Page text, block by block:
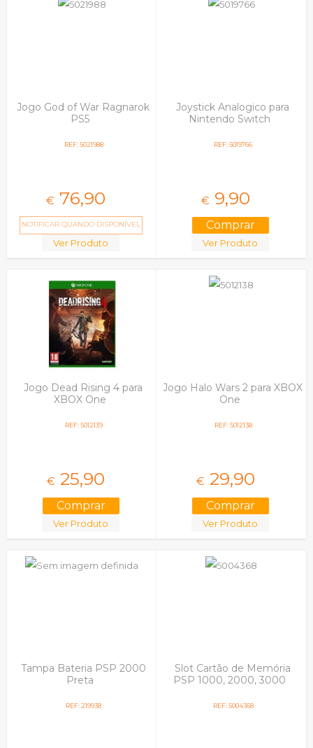
Jogo God of War Ragnarok
PS5
REF: 5021988
€ 76,90
NOTIFICAR QUANDO DISPONÍVEL
Ver Produto
Joystick Analogico para
Nintendo Switch
REF: 5019766
€ 9,90
Ver Produto
Jogo Dead Rising 4 para
XBOX One
REF: 5012139
€ 25,90
Ver Produto
Jogo Halo Wars 2 para XBOX
One
REF: 5012138
€ 29,90
Ver Produto
Tampa Bateria PSP 2000
Preta
REF: 219938
Slot Cartão de Memória
PSP 1000, 2000, 3000
REF: 5004368